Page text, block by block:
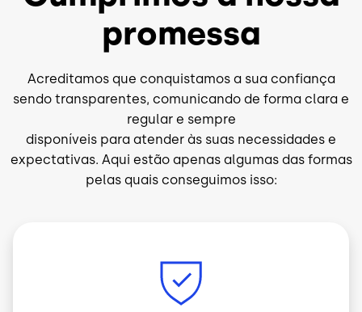
promessa
Acreditamos que conquistamos a sua confiança
sendo transparentes, comunicando de forma clara e
regular e sempre
disponíveis para atender às suas necessidades e
expectativas. Aqui estão apenas algumas das formas
pelas quais conseguimos isso: